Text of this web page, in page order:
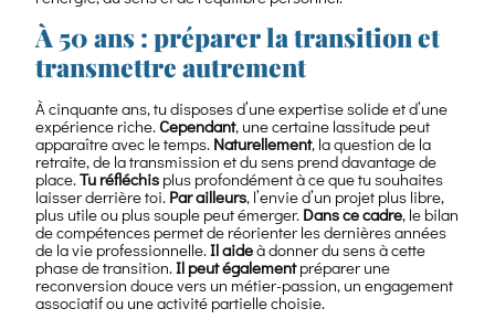
À 50 ans : préparer la transition et
transmettre autrement
À cinquante ans, tu disposes d’une expertise solide et d’une
expérience riche.Cependant, une certaine lassitude peut
apparaître avec le temps. Naturellement, la question de la
retraite, de la transmission et du sens prend davantage de
place.Tu réfléchis plus profondément à ce que tu souhaites
laisser derrière toi. Par ailleurs, l’envie d’un projet plus libre,
plus utile ou plus souple peut émerger. Dans ce cadre, le bilan
de compétences permet de réorienter les dernières années
de la vie professionnelle.Il aideà donner du sens à cette
phase de transition.Il peut égalementpréparer une
reconversion douce vers un métier-passion, un engagement
associatif ou une activité partielle choisie.